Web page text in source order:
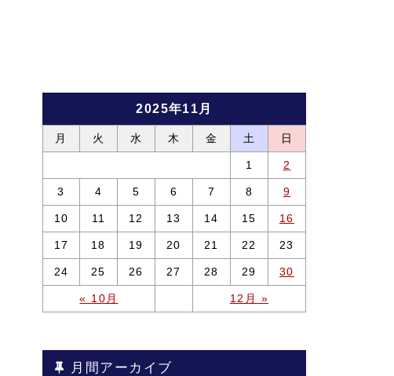
2025年11月
月 火 水 木 金 土 日
« 10月 12月 »
1 2
3 4 5 6 7 8 9
10 11 12 13 14 15 16
17 18 19 20 21 22 23
24 25 26 27 28 29 30
月間アーカイブ